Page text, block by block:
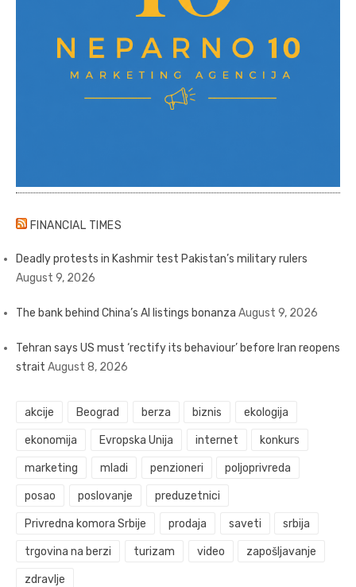
FINANCIAL TIMES
Deadly protests in Kashmir test Pakistan’s military rulers
August 9, 2026
The bank behind China’s AI listings bonanza August 9, 2026
Tehran says US must ‘rectify its behaviour’ before Iran reopens
strait August 8, 2026
akcije Beograd berza biznis ekologija
ekonomija Evropska Unija internet konkurs
marketing mladi penzioneri poljoprivreda
posao poslovanje preduzetnici
Privredna komora Srbije prodaja saveti srbija
trgovina na berzi turizam video zapošljavanje
zdravlje